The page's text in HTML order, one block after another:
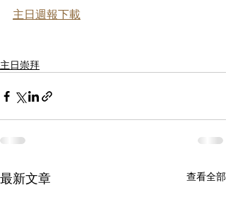
主日週報下載
主日崇拜
最新文章 查看全部